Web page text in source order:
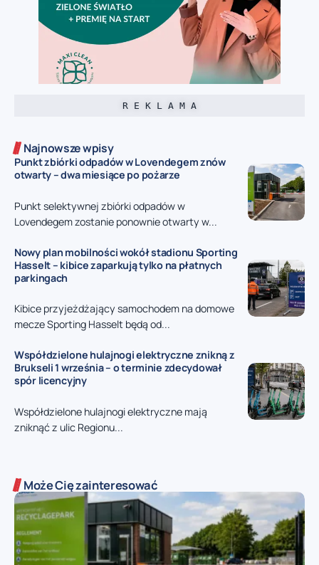
R E K L A M A
Najnowsze wpisy
Punkt zbiórki odpadów w Lovendegem znów
otwarty – dwa miesiące po pożarze
Punkt selektywnej zbiórki odpadów w
Lovendegem zostanie ponownie otwarty w...
Nowy plan mobilności wokół stadionu Sporting
Hasselt – kibice zaparkują tylko na płatnych
parkingach
Kibice przyjeżdżający samochodem na domowe
mecze Sporting Hasselt będą od...
Współdzielone hulajnogi elektryczne znikną z
Brukseli 1 września – o terminie zdecydował
spór licencyjny
Współdzielone hulajnogi elektryczne mają
zniknąć z ulic Regionu...
Może Cię zainteresować